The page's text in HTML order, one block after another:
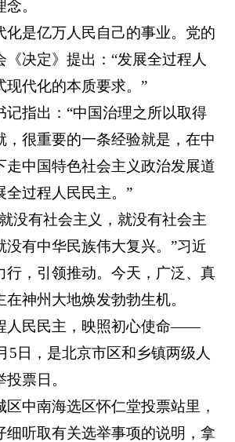
。
化是亿万人民自己的事业。党的
《决定》提出：“发展全过程人
现代化的本质要求。”
记指出：“中国治理之所以取得
，很重要的一条经验就是，在中
走中国特色社会主义政治发展道
全过程人民民主。”
没有社会主义，就没有社会主
没有中华民族伟大复兴。”习近
行，引领推动。今天，广泛、真
神州大地焕发勃勃生机。
人民民主，映照初心使命——
5日，是北京市区和乡镇两级人
票日。
区中南海选区怀仁堂投票站里，
细听取有关选举事项的说明，拿